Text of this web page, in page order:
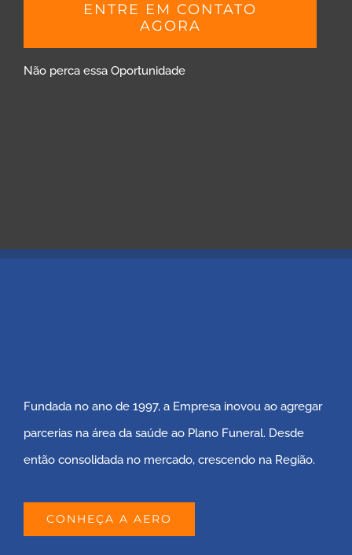
ENTRE EM CONTATO
AGORA
Não perca essa Oportunidade
Fundada no ano de 1997, a Empresa inovou ao agregar
parcerias na área da saúde ao Plano Funeral. Desde
então consolidada no mercado, crescendo na Região.
CONHEÇA A AERO